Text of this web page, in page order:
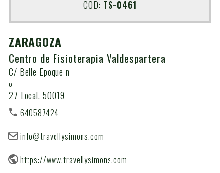
COD: TS-0461
ZARAGOZA
Centro de Fisioterapia Valdespartera
C/ Belle Epoque n
o
27 Local. 50019
640587424
info@travellysimons.com
https://www.travellysimons.com